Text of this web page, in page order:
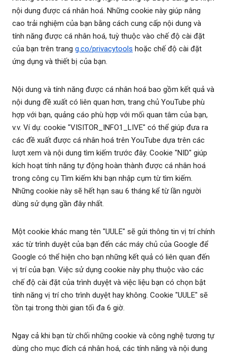
nội dung được cá nhân hoá. Những cookie này giúp nâng
cao trải nghiệm của bạn bằng cách cung cấp nội dung và
tính năng được cá nhân hoá, tuỳ thuộc vào chế độ cài đặt
của bạn trên trang g.co/privacytools hoặc chế độ cài đặt
ứng dụng và thiết bị của bạn.
Nội dung và tính năng được cá nhân hoá bao gồm kết quả và
nội dung đề xuất có liên quan hơn, trang chủ YouTube phù
hợp với bạn, quảng cáo phù hợp với mối quan tâm của bạn,
v.v. Ví dụ: cookie "VISITOR_INFO1_LIVE" có thể giúp đưa ra
các đề xuất được cá nhân hoá trên YouTube dựa trên các
lượt xem và nội dung tìm kiếm trước đây. Cookie "NID" giúp
kích hoạt tính năng tự động hoàn thành được cá nhân hoá
trong công cụ Tìm kiếm khi bạn nhập cụm từ tìm kiếm.
Những cookie này sẽ hết hạn sau 6 tháng kể từ lần người
dùng sử dụng gần đây nhất.
Một cookie khác mang tên "UULE" sẽ gửi thông tin vị trí chính
xác từ trình duyệt của bạn đến các máy chủ của Google để
Google có thể hiện cho bạn những kết quả có liên quan đến
vị trí của bạn. Việc sử dụng cookie này phụ thuộc vào các
chế độ cài đặt của trình duyệt và việc liệu bạn có chọn bật
tính năng vị trí cho trình duyệt hay không. Cookie "UULE" sẽ
tồn tại trong thời gian tối đa 6 giờ.
Ngay cả khi bạn từ chối những cookie và công nghệ tương tự
dùng cho mục đích cá nhân hoá, các tính năng và nội dung